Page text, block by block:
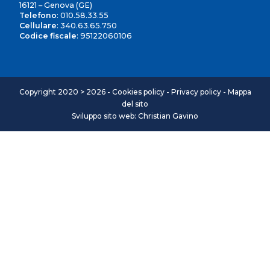
16121 – Genova (GE)
Telefono:010.58.33.55
Cellulare:340.63.65.750
Codice fiscale: 95122060106
Copyright 2020 > 2026 - Cookies policy- Privacy policy- Mappa
del sito
Sviluppo sito web: Christian Gavino